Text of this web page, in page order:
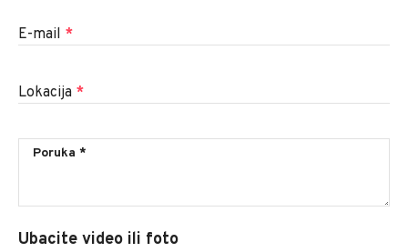
E-mail *
Lokacija *
Ubacite video ili foto